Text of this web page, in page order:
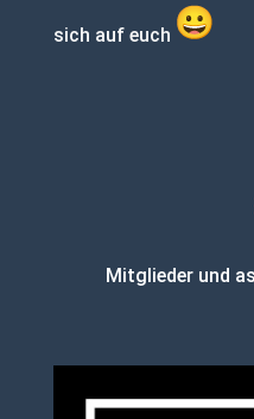
sich auf euch
Mitglieder und